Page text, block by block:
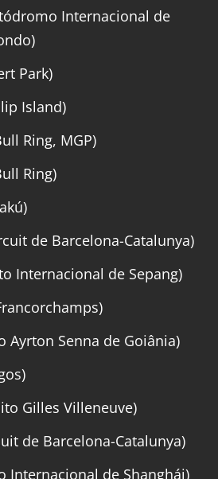
Internacional de
Park)
Island)
Ring, MGP)
Ring)
de Barcelona-Catalunya)
Internacional de Sepang)
Ayrton Senna de Goiânia)
Gilles Villeneuve)
de Barcelona-Catalunya)
Internacional de Shanghái)